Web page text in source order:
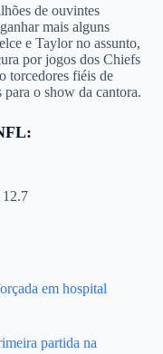
de ouvintes
mais alguns
e Taylor no assunto,
por jogos dos Chiefs
torcedores fiéis de
o show da cantora.
12.7
em hospital
partida na